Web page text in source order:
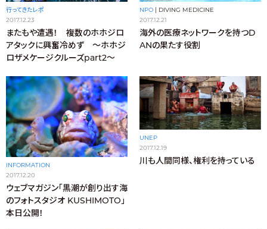
行ってきたレポ
2017.12.23
またもや遭遇！ 複数のホホジロ
アタックに興奮冷めず 〜ホホジ
ロザメケージクルーズpart2〜
NPO
DIVING MEDICINE
2017.12.21
海外の医療ネットワークを持つD
ANの果たす役割
INFORMATION
2017.12.20
ウェブマガジン「黒潮が創り出す海
のフォトスタジオ KUSHIMOTO」
本日公開！
UNEP
2017.12.19
川も人間同様、権利を持っている